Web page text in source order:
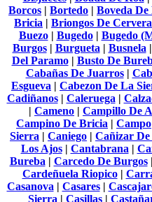
Borcos | Bortedo | Boveda
Bricia | Briongos De Cervera
Buezo| Bugedo| Bugedo
Burgos| Burgueta| Busnela|
Del Paramo| Busto De
Cabañas De Juarros|
Esgueva | Cabezon De La
Cadiñanos| Caleruega|
| Cameno | Campillo De
Campino De Bricia | Campo
Sierra | Caniego | Cañizar
Los Ajos| Cantabrana|
Bureba| Carcedo De Burgos|
Cardeñuela Riopico|
Casanova| Casares|
Sierra| Casillas|